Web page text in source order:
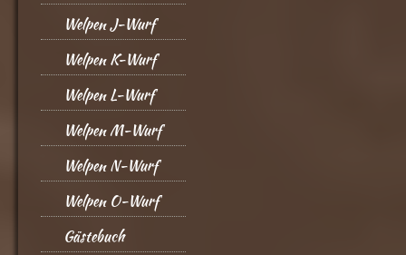
Welpen J-Wurf
Welpen K-Wurf
Welpen L-Wurf
Welpen M-Wurf
Welpen N-Wurf
Welpen O-Wurf
Gästebuch